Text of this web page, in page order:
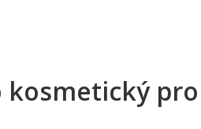
kosmetický